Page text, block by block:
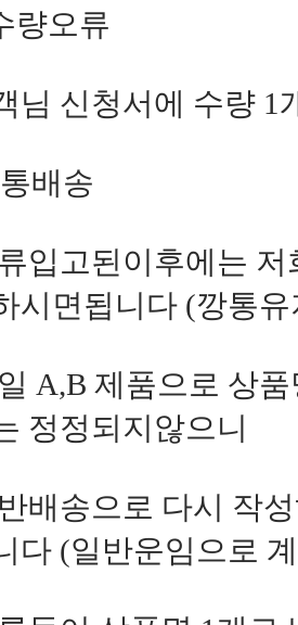
량오류
님신청서에수량1
배송
입고된이후에는
시면됩니다(깡통유
A,B제품으로상
정정되지않으니
배송으로다시작
다(일반운임으로